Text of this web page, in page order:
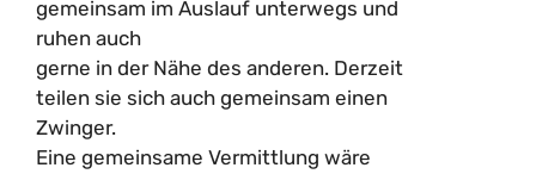
gemeinsam im Auslauf unterwegs und
ruhen auch
gerne in der Nähe des anderen. Derzeit
teilen sie sich auch gemeinsam einen
Zwinger.
Eine gemeinsame Vermittlung wäre